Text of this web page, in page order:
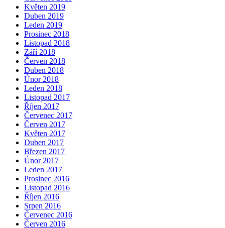
Květen 2019
Duben 2019
Leden 2019
Prosinec 2018
Listopad 2018
Září 2018
Červen 2018
Duben 2018
Únor 2018
Leden 2018
Listopad 2017
Říjen 2017
Červenec 2017
Červen 2017
Květen 2017
Duben 2017
Březen 2017
Únor 2017
Leden 2017
Prosinec 2016
Listopad 2016
Říjen 2016
Srpen 2016
Červenec 2016
Červen 2016